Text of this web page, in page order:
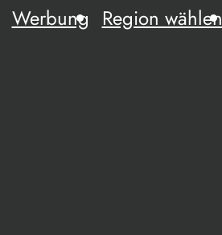
Werbung Region wählen